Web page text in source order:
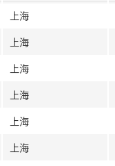
上海
上海
上海
上海
上海
上海